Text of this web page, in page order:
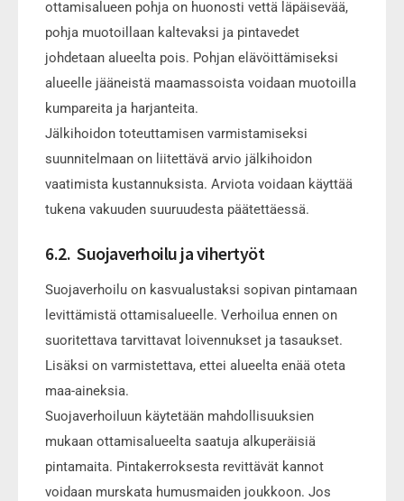
ottamisalueen pohja on huonosti vettä läpäisevää,
pohja muotoillaan kaltevaksi ja pintavedet
johdetaan alueelta pois. Pohjan elävöittämiseksi
alueelle jääneistä maamassoista voidaan muotoilla
kumpareita ja harjanteita.
Jälkihoidon toteuttamisen varmistamiseksi
suunnitelmaan on liitettävä arvio jälkihoidon
vaatimista kustannuksista. Arviota voidaan käyttää
tukena vakuuden suuruudesta päätettäessä.
6.2. Suojaverhoilu ja vihertyöt
Suojaverhoilu on kasvualustaksi sopivan pintamaan
levittämistä ottamisalueelle. Verhoilua ennen on
suoritettava tarvittavat loivennukset ja tasaukset.
Lisäksi on varmistettava, ettei alueelta enää oteta
maa-aineksia.
Suojaverhoiluun käytetään mahdollisuuksien
mukaan ottamisalueelta saatuja alkuperäisiä
pintamaita. Pintakerroksesta revittävät kannot
voidaan murskata humusmaiden joukkoon. Jos